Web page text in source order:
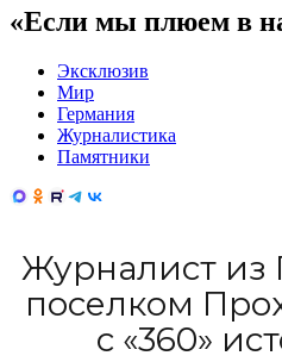
«Если мы плюем в
Эксклюзив
Мир
Германия
Журналистика
Памятники
Журналист из
поселком
с «360»